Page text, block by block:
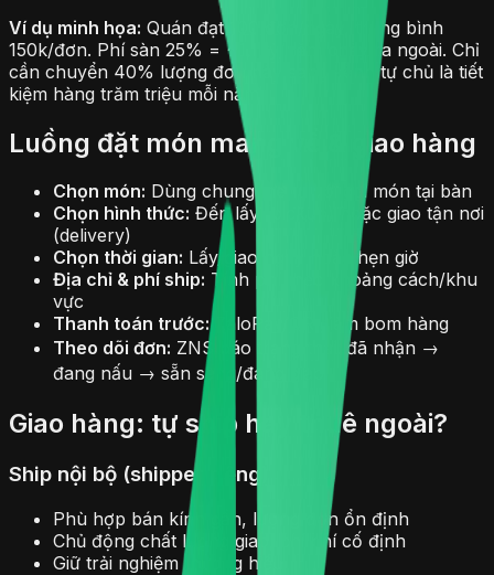
Ví dụ minh họa: Quán đạt 100 đơn/ngày, trung bình
150k/đơn. Phí sàn 25% = ~1,1 tỷ/năm chảy ra ngoài. Chỉ
cần chuyển 40% lượng đơn này sang kênh tự chủ là tiết
kiệm hàng trăm triệu mỗi năm.
Luồng đặt món mang về & giao hàng
Chọn món: Dùng chung menu với gọi món tại bàn
Chọn hình thức: Đến lấy (pickup) hoặc giao tận nơi
(delivery)
Chọn thời gian: Lấy/giao ngay hoặc hẹn giờ
Địa chỉ & phí ship: Tính phí theo khoảng cách/khu
vực
Thanh toán trước:ZaloPay/QR giảm bom hàng
Theo dõi đơn: ZNS báo trạng thái: đã nhận →
đang nấu → sẵn sàng/đang giao
Giao hàng: tự ship hay thuê ngoài?
Ship nội bộ (shipper riêng)
Phù hợp bán kính gần, lượng đơn ổn định
Chủ động chất lượng giao, chi phí cố định
Giữ trải nghiệm thương hiệu